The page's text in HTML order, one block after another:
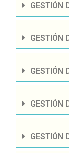
GESTIÓN
GESTIÓN
GESTIÓN
GESTIÓN
GESTIÓN